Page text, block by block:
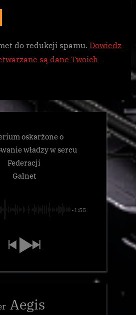
do redukcji spamu. Dowiedz
są dane Twoich
oskarżone o
władzy w sercu
Federacji
Galnet
-1:55
Aegis